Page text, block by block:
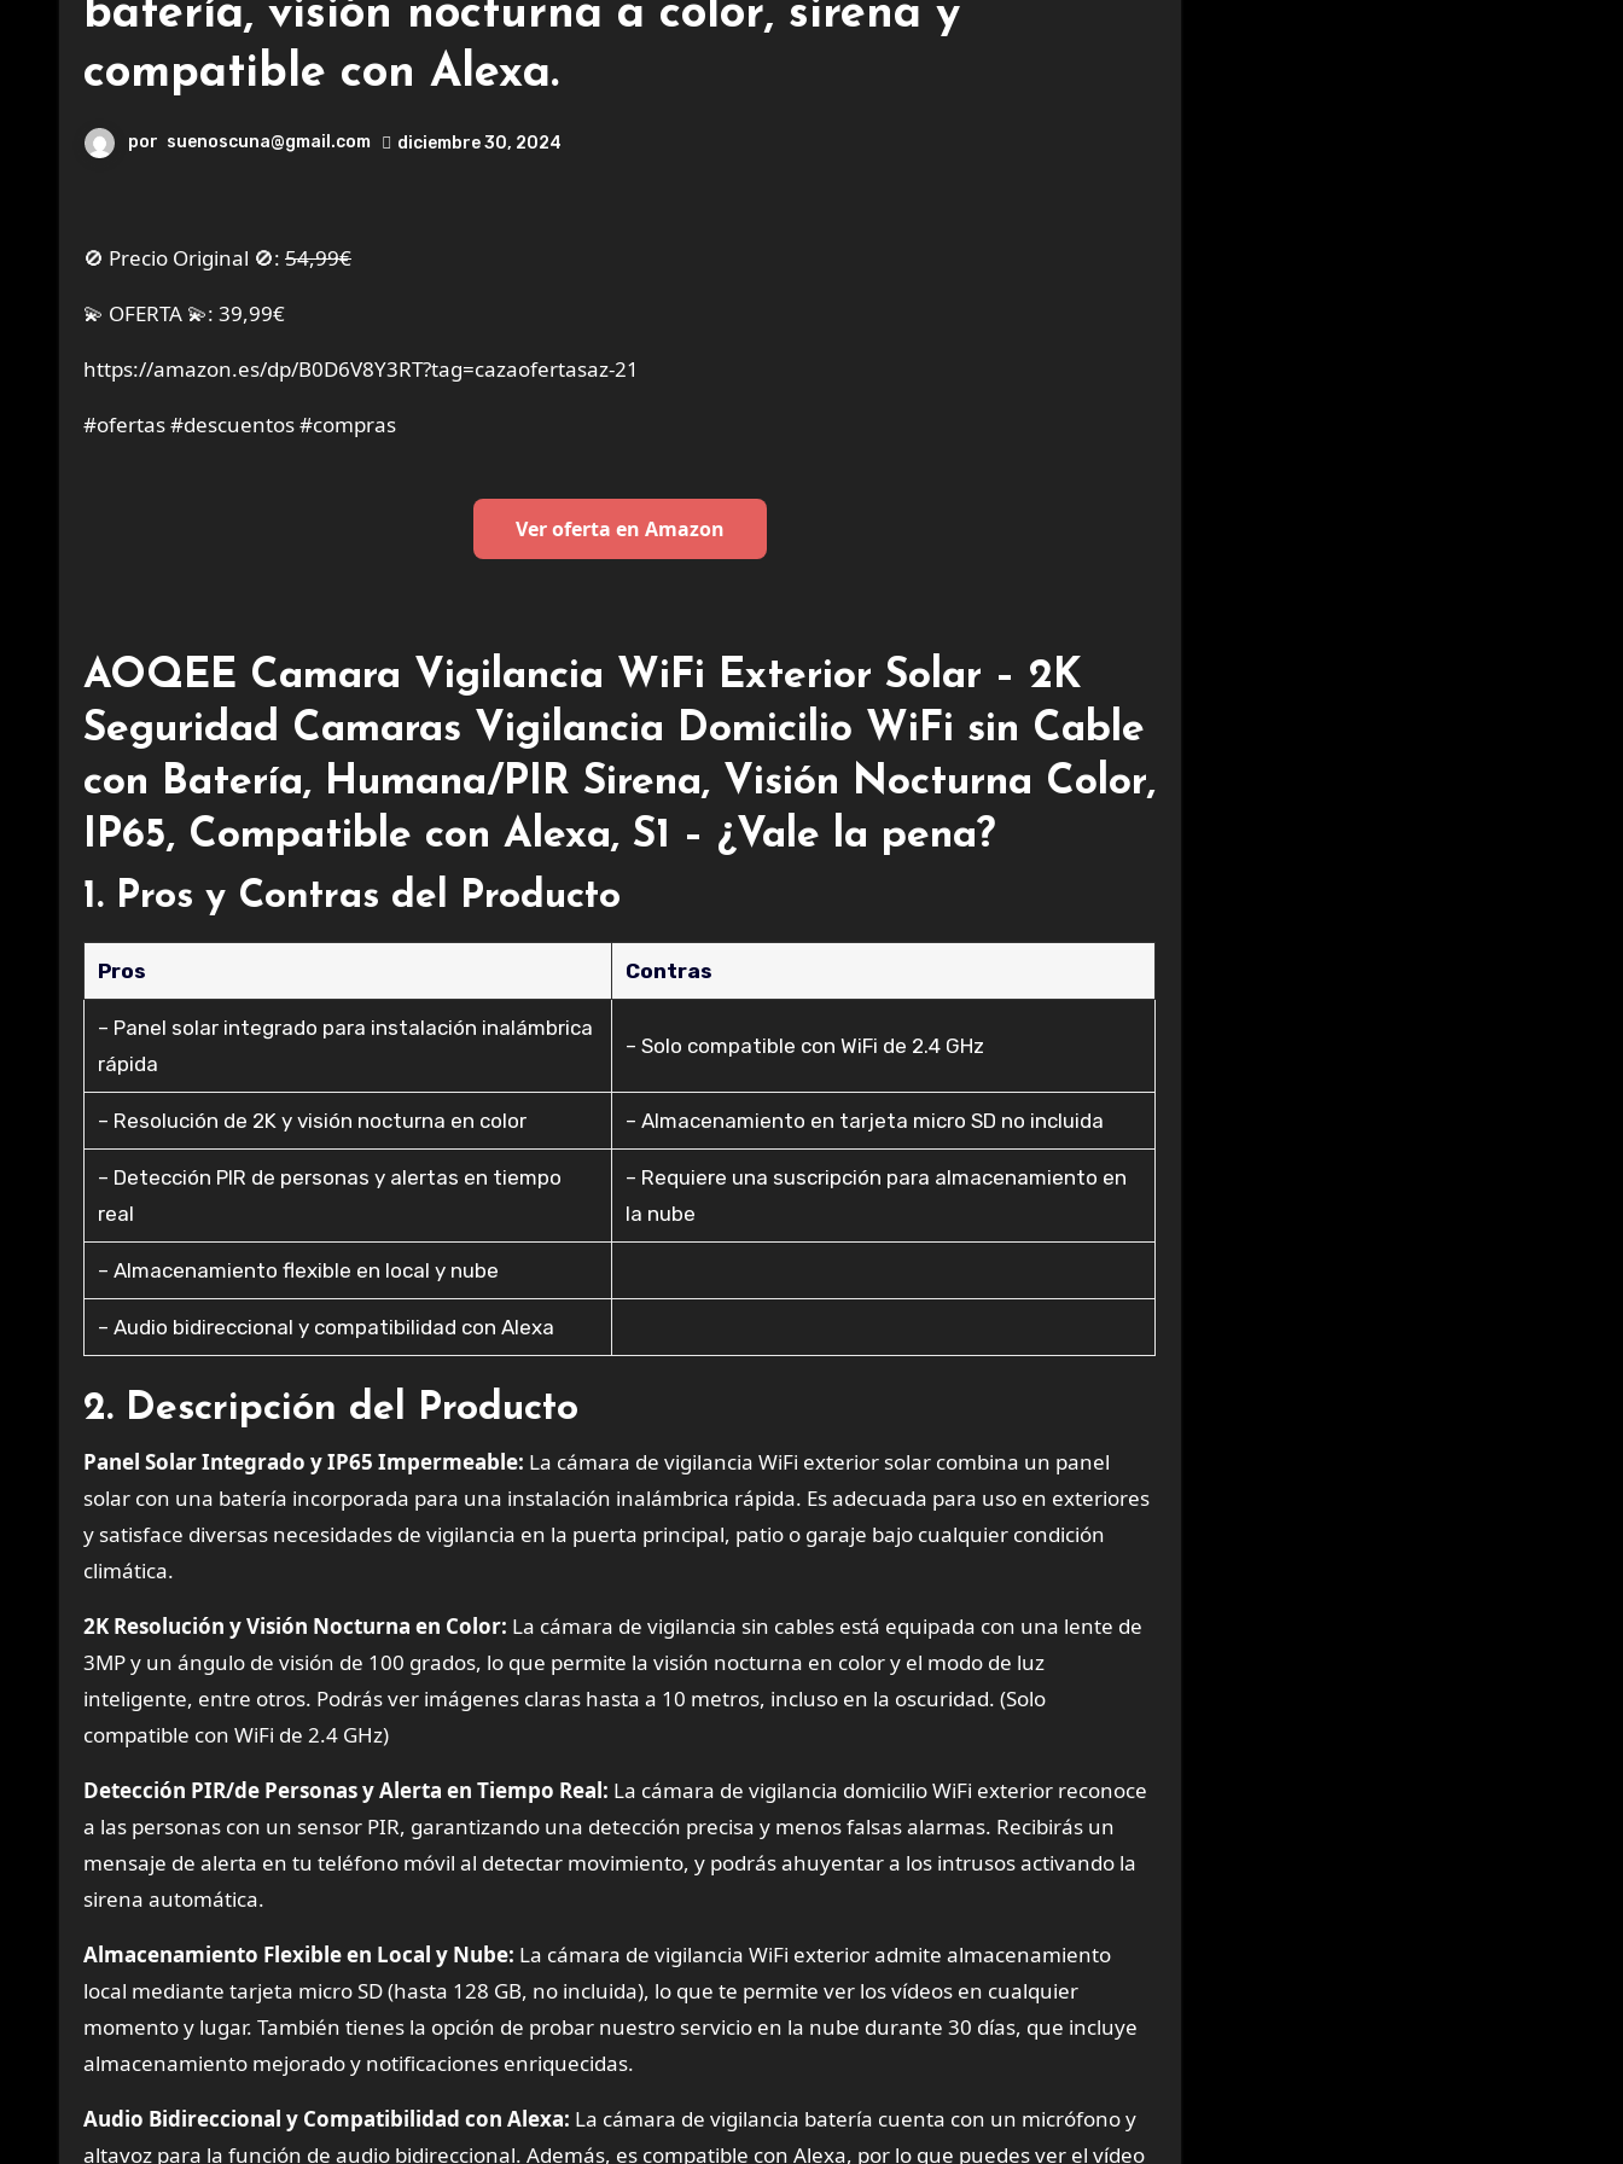
batería, visión nocturna a color, sirena y
compatible con Alexa.
por suenoscuna@gmail.com diciembre 30, 2024
🚫 Precio Original 🚫: 54,99€
💫 OFERTA 💫: 39,99€
https://amazon.es/dp/B0D6V8Y3RT?tag=cazaofertasaz-21
#ofertas #descuentos #compras
Ver oferta en Amazon
AOQEE Camara Vigilancia WiFi Exterior Solar – 2K
Seguridad Camaras Vigilancia Domicilio WiFi sin Cable
con Batería, Humana/PIR Sirena, Visión Nocturna Color,
IP65, Compatible con Alexa, S1 – ¿Vale la pena?
1. Pros y Contras del Producto
Pros Contras
– Panel solar integrado para instalación inalámbrica
rápida
– Solo compatible con WiFi de 2.4 GHz
– Resolución de 2K y visión nocturna en color – Almacenamiento en tarjeta micro SD no incluida
– Detección PIR de personas y alertas en tiempo
real
– Requiere una suscripción para almacenamiento en
la nube
– Almacenamiento flexible en local y nube
– Audio bidireccional y compatibilidad con Alexa
2. Descripción del Producto
Panel Solar Integrado y IP65 Impermeable: La cámara de vigilancia WiFi exterior solar combina un panel
solar con una batería incorporada para una instalación inalámbrica rápida. Es adecuada para uso en exteriores
y satisface diversas necesidades de vigilancia en la puerta principal, patio o garaje bajo cualquier condición
climática.
2K Resolución y Visión Nocturna en Color: La cámara de vigilancia sin cables está equipada con una lente de
3MP y un ángulo de visión de 100 grados, lo que permite la visión nocturna en color y el modo de luz
inteligente, entre otros. Podrás ver imágenes claras hasta a 10 metros, incluso en la oscuridad. (Solo
compatible con WiFi de 2.4 GHz)
Detección PIR/de Personas y Alerta en Tiempo Real: La cámara de vigilancia domicilio WiFi exterior reconoce
a las personas con un sensor PIR, garantizando una detección precisa y menos falsas alarmas. Recibirás un
mensaje de alerta en tu teléfono móvil al detectar movimiento, y podrás ahuyentar a los intrusos activando la
sirena automática.
Almacenamiento Flexible en Local y Nube: La cámara de vigilancia WiFi exterior admite almacenamiento
local mediante tarjeta micro SD (hasta 128 GB, no incluida), lo que te permite ver los vídeos en cualquier
momento y lugar. También tienes la opción de probar nuestro servicio en la nube durante 30 días, que incluye
almacenamiento mejorado y notificaciones enriquecidas.
Audio Bidireccional y Compatibilidad con Alexa: La cámara de vigilancia batería cuenta con un micrófono y
altavoz para la función de audio bidireccional. Además, es compatible con Alexa, por lo que puedes ver el vídeo